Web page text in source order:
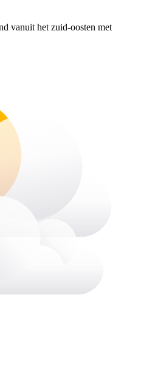
vanuit het zuid-oosten met